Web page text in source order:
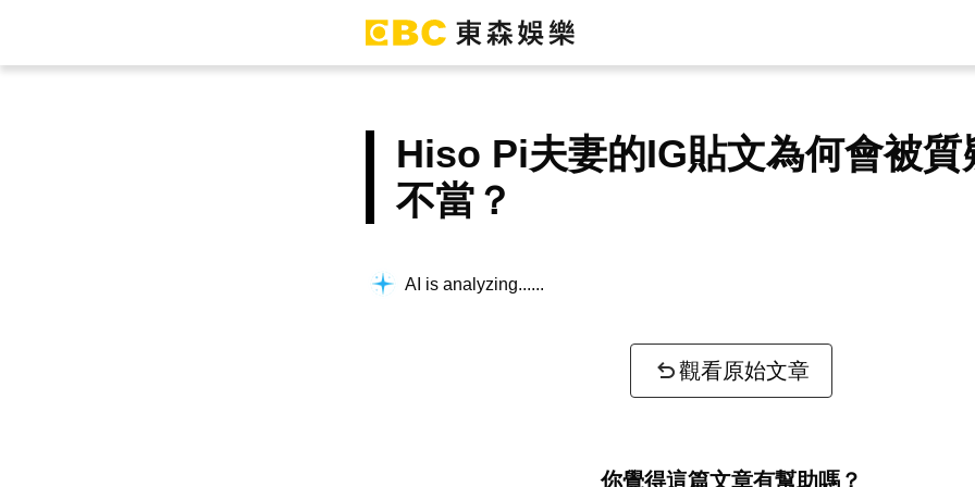
Hiso Pi夫妻的IG貼文為何會被質
不當？
AI is analyzing...
觀看原始文章
你覺得這篇文章有幫助嗎？